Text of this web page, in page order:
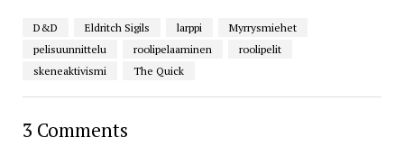
D&D Eldritch Sigils larppi
Myrrysmiehet
pelisuunnittelu
roolipelaaminen
roolipelit
skeneaktivismi
The Quick
3 Comments